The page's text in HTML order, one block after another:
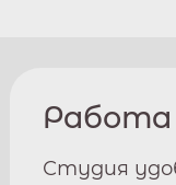
Студия